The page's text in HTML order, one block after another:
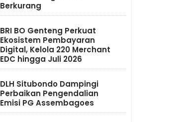
Berkurang
BRI BO Genteng Perkuat
Ekosistem Pembayaran
Digital, Kelola 220 Merchant
EDC hingga Juli 2026
DLH Situbondo Dampingi
Perbaikan Pengendalian
Emisi PG Assembagoes